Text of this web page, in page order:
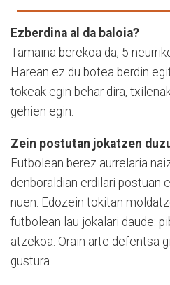
Ezberdina al da baloia?
Tamaina berekoa da, 5
Harean ez du botea berdin
tokeak egin behar dira,
gehien egin.
Zein postutan jokatzen
Futbolean berez aurrelaria
denboraldian erdilari postuan
nuen. Edozein tokitan
futbolean lau jokalari daude:
atzekoa. Orain arte defentsa
gustura.